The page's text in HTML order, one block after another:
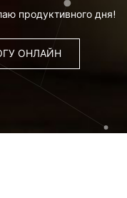
продуктивного дня!
ОНЛАЙН